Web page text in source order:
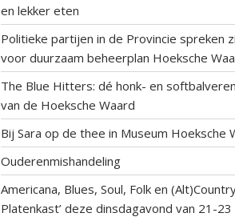
en lekker eten
Politieke partijen in de Provincie spreken
voor duurzaam beheerplan Hoeksche
The Blue Hitters: dé honk- en
van de Hoeksche Waard
Bij Sara op de thee in Museum Hoeksche
Ouderenmishandeling
Americana, Blues, Soul, Folk en
Platenkast’ deze dinsdagavond van 21-23